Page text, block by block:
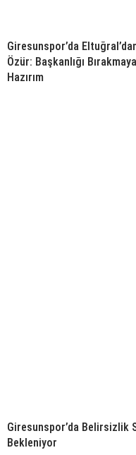
Giresunspor’da
Özür: Başkanlığı Bırakmaya
Hazırım
Giresunspor’da Belirsizlik
Bekleniyor